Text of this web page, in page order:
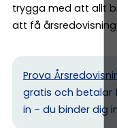
trygga med att allt
att få
Prova
gratis och betalar
in – du binder dig